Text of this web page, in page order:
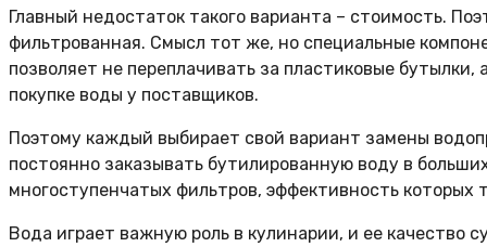
Главный недостаток такого варианта – стоимость.
фильтрованная. Смысл тот же, но специальные
позволяет не переплачивать за пластиковые
покупке воды у поставщиков.
Поэтому каждый выбирает свой вариант замены
постоянно заказывать бутилированную воду в
многоступенчатых фильтров, эффективность которых
Вода играет важную роль в кулинарии, и ее качество